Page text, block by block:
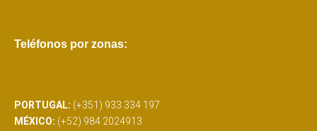
Teléfonos por zonas:
PORTUGAL: (+351) 933 334 197
MÉXICO: (+52) 984 2024913